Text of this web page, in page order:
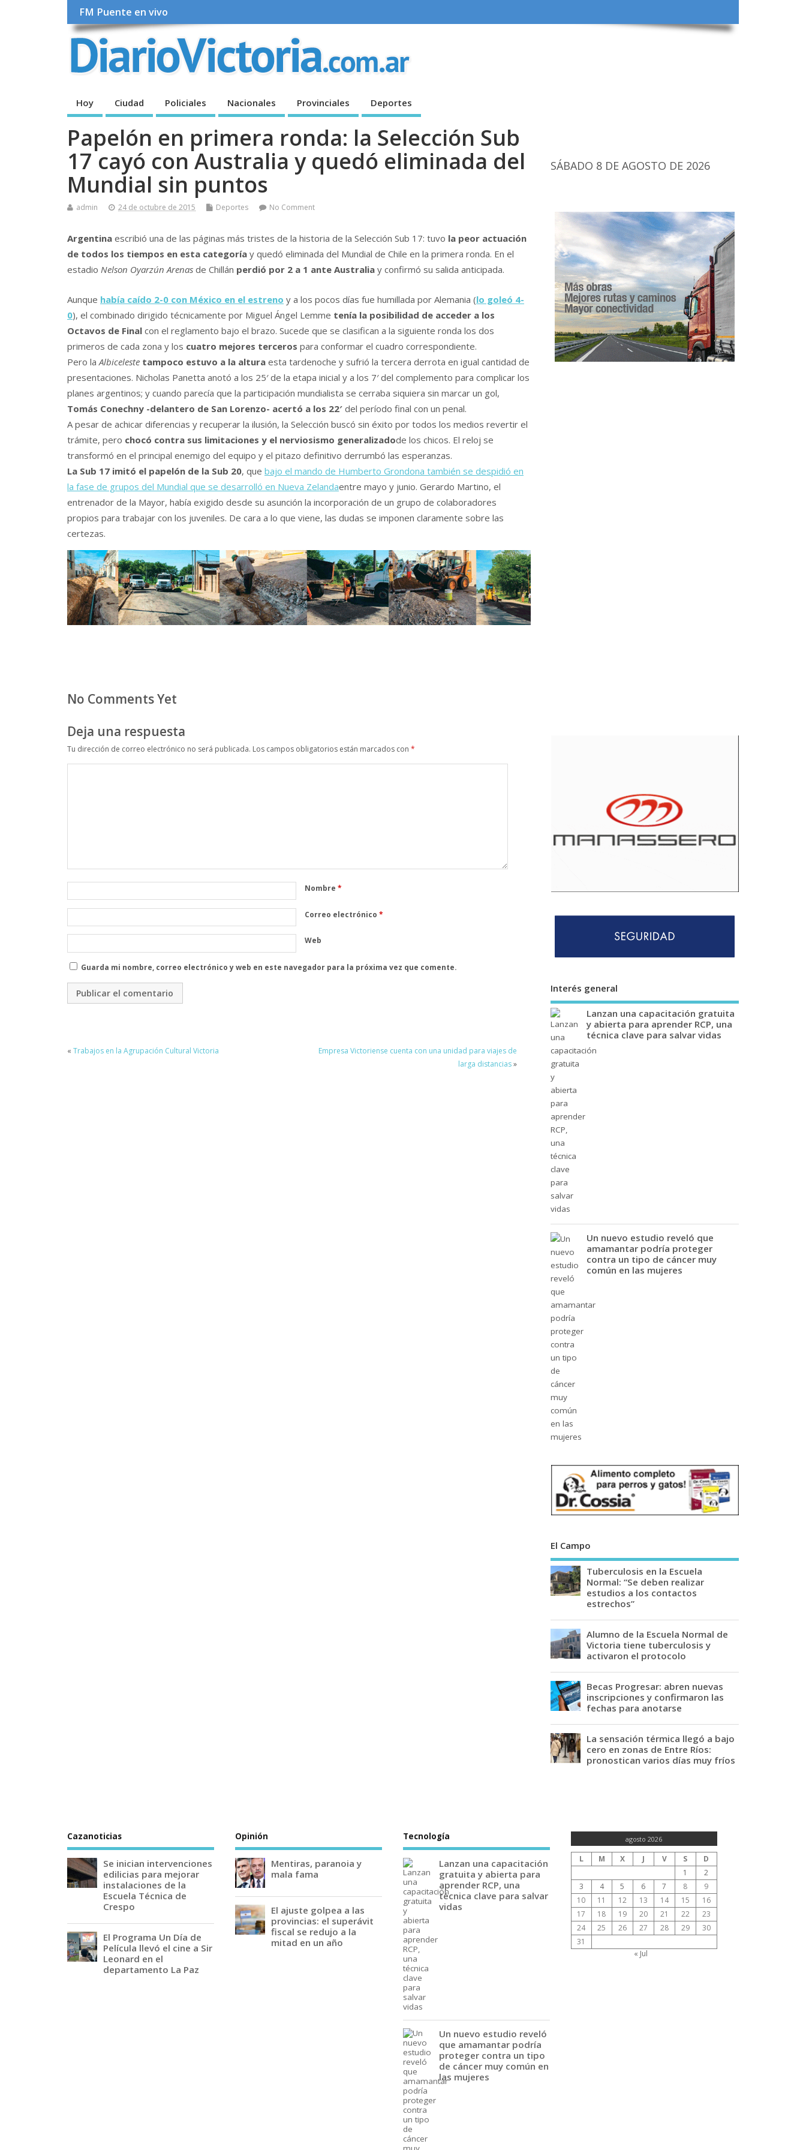
FM Puente en vivo
Hoy Ciudad Policiales Nacionales Provinciales Deportes
Papelón en primera ronda: la Selección Sub
17 cayó con Australia y quedó eliminada del
Mundial sin puntos
admin 24 de octubre de 2015 Deportes No Comment
Argentina escribió una de las páginas más tristes de la historia de la Selección Sub 17: tuvo la peor actuación
de todos los tiempos en esta categoría y quedó eliminada del Mundial de Chile en la primera ronda. En el
estadio Nelson Oyarzún Arenas de Chillán perdió por 2 a 1 ante Australia y confirmó su salida anticipada.
Aunque había caído 2-0 con México en el estreno y a los pocos días fue humillada por Alemania (lo goleó 4-
0), el combinado dirigido técnicamente por Miguel Ángel Lemme tenía la posibilidad de acceder a los
Octavos de Final con el reglamento bajo el brazo. Sucede que se clasifican a la siguiente ronda los dos
primeros de cada zona y los cuatro mejores terceros para conformar el cuadro correspondiente.
Pero laAlbiceleste tampoco estuvo a la altura esta tardenoche y sufrió la tercera derrota en igual cantidad de
presentaciones. Nicholas Panetta anotó a los 25′ de la etapa inicial y a los 7′ del complemento para complicar los
planes argentinos; y cuando parecía que la participación mundialista se cerraba siquiera sin marcar un gol,
Tomás Conechny -delantero de San Lorenzo- acertó a los 22′ del período final con un penal.
A pesar de achicar diferencias y recuperar la ilusión, la Selección buscó sin éxito por todos los medios revertir el
trámite, pero chocó contra sus limitaciones y el nerviosismo generalizadode los chicos. El reloj se
transformó en el principal enemigo del equipo y el pitazo definitivo derrumbó las esperanzas.
La Sub 17 imitó el papelón de la Sub 20, que bajo el mando de Humberto Grondona también se despidió en
la fase de grupos del Mundial que se desarrolló en Nueva Zelandaentre mayo y junio. Gerardo Martino, el
entrenador de la Mayor, había exigido desde su asunción la incorporación de un grupo de colaboradores
propios para trabajar con los juveniles. De cara a lo que viene, las dudas se imponen claramente sobre las
certezas.
No Comments Yet
Deja una respuesta
Tu dirección de correo electrónico no será publicada. Los campos obligatorios están marcados con *
Nombre *
Correo electrónico *
Web
Guarda mi nombre, correo electrónico y web en este navegador para la próxima vez que comente.
« Trabajos en la Agrupación Cultural Victoria
Empresa Victoriense cuenta con una unidad para viajes de
larga distancias»
SÁBADO 8 DE AGOSTO DE 2026
Interés general
Lanzan una capacitación gratuita
y abierta para aprender RCP, una
técnica clave para salvar vidas
Un nuevo estudio reveló que
amamantar podría proteger
contra un tipo de cáncer muy
común en las mujeres
El Campo
Tuberculosis en la Escuela
Normal: “Se deben realizar
estudios a los contactos
estrechos”
Alumno de la Escuela Normal de
Victoria tiene tuberculosis y
activaron el protocolo
Becas Progresar: abren nuevas
inscripciones y confirmaron las
fechas para anotarse
La sensación térmica llegó a bajo
cero en zonas de Entre Ríos:
pronostican varios días muy fríos
Cazanoticias
Se inician intervenciones
edilicias para mejorar
instalaciones de la
Escuela Técnica de
Crespo
El Programa Un Día de
Película llevó el cine a Sir
Leonard en el
departamento La Paz
Opinión
Mentiras, paranoia y
mala fama
El ajuste golpea a las
provincias: el superávit
fiscal se redujo a la
mitad en un año
Tecnología
Lanzan una capacitación
gratuita y abierta para
aprender RCP, una
técnica clave para salvar
vidas
Un nuevo estudio reveló
que amamantar podría
proteger contra un tipo
de cáncer muy común en
las mujeres
agosto 2026
L M X J V S
D
1
2
3
4 5 6 7 8
9
10
11 12 13 14 15
16
17
18 19 20 21 22
23
24
25 26 27 28 29
30
31
« Jul